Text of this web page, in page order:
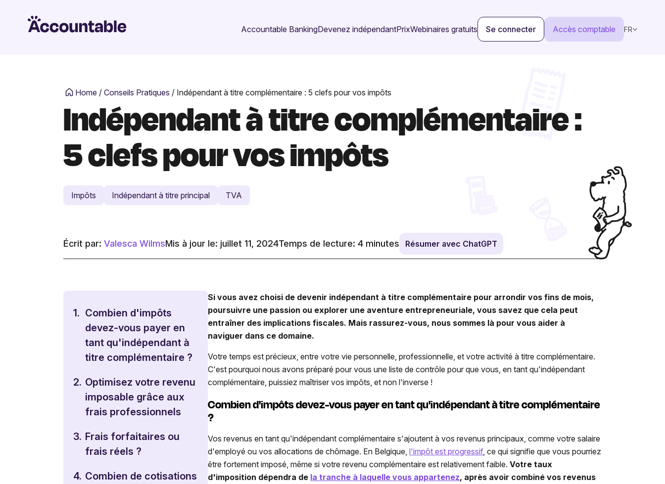
Accountable BankingDevenez indépendantPrixWebinaires gratuits Se connecter Accès comptable FR
Home / Conseils Pratiques / Indépendant à titre complémentaire : 5 clefs pour vos impôts
Indépendant à titre complémentaire :
5 clefs pour vos impôts
Impôts Indépendant à titre principal TVA
Écrit par: Valesca WilmsMis à jour le: juillet 11, 2024Temps de lecture: 4 minutes Résumer avec ChatGPT
1. Combien d'impôts
devez-vous payer en
tant qu'indépendant à
titre complémentaire ?
2. Optimisez votre revenu
imposable grâce aux
frais professionnels
3. Frais forfaitaires ou
frais réels ?
4. Combien de cotisations
Si vous avez choisi de devenir indépendant à titre complémentaire pour arrondir vos fins de mois,
poursuivre une passion ou explorer une aventure entrepreneuriale, vous savez que cela peut
entraîner des implications fiscales. Mais rassurez-vous, nous sommes là pour vous aider à
naviguer dans ce domaine.
Votre temps est précieux, entre votre vie personnelle, professionnelle, et votre activité à titre complémentaire.
C'est pourquoi nous avons préparé pour vous une liste de contrôle pour que vous, en tant qu'indépendant
complémentaire, puissiez maîtriser vos impôts, et non l'inverse !
Combien d'impôts devez-vous payer en tant qu'indépendant à titre complémentaire
?
Vos revenus en tant qu'indépendant complémentaire s'ajoutent à vos revenus principaux, comme votre salaire
d'employé ou vos allocations de chômage. En Belgique,l'impôt est progressif, ce qui signifie que vous pourriez
être fortement imposé, même si votre revenu complémentaire est relativement faible.Votre taux
d'imposition dépendra de la tranche à laquelle vous appartenez, après avoir combiné vos revenus